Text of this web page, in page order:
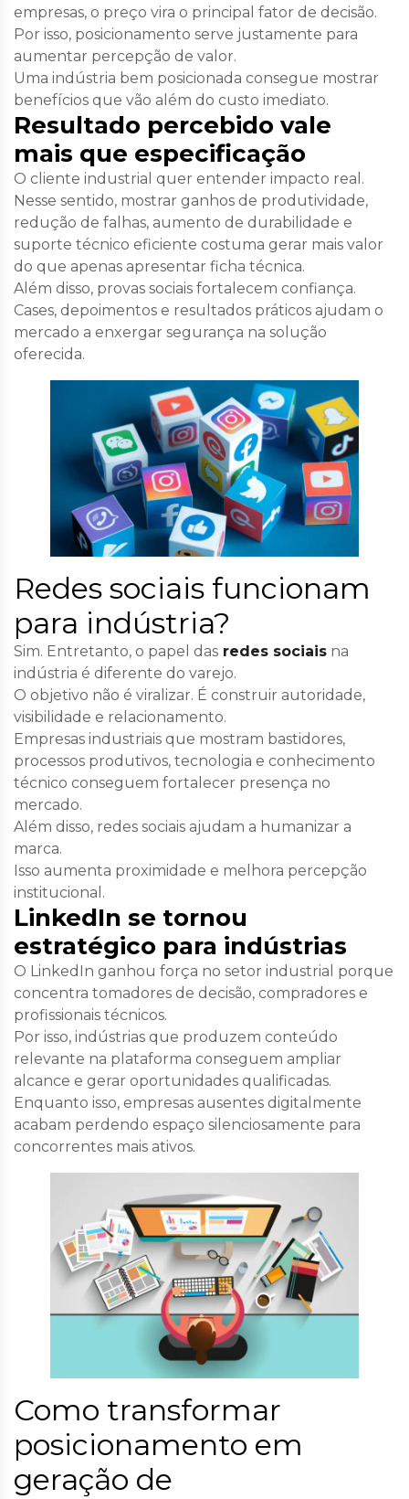
empresas, o preço vira o principal fator de decisão.
Por isso, posicionamento serve justamente para
aumentar percepção de valor.
Uma indústria bem posicionada consegue mostrar
benefícios que vão além do custo imediato.
Resultado percebido vale
mais que especificação
O cliente industrial quer entender impacto real.
Nesse sentido, mostrar ganhos de produtividade,
redução de falhas, aumento de durabilidade e
suporte técnico eficiente costuma gerar mais valor
do que apenas apresentar ficha técnica.
Além disso, provas sociais fortalecem confiança.
Cases, depoimentos e resultados práticos ajudam o
mercado a enxergar segurança na solução
oferecida.
Redes sociais funcionam
para indústria?
Sim. Entretanto, o papel das redes sociais na
indústria é diferente do varejo.
O objetivo não é viralizar. É construir autoridade,
visibilidade e relacionamento.
Empresas industriais que mostram bastidores,
processos produtivos, tecnologia e conhecimento
técnico conseguem fortalecer presença no
mercado.
Além disso, redes sociais ajudam a humanizar a
marca.
Isso aumenta proximidade e melhora percepção
institucional.
LinkedIn se tornou
estratégico para indústrias
O LinkedIn ganhou força no setor industrial porque
concentra tomadores de decisão, compradores e
profissionais técnicos.
Por isso, indústrias que produzem conteúdo
relevante na plataforma conseguem ampliar
alcance e gerar oportunidades qualificadas.
Enquanto isso, empresas ausentes digitalmente
acabam perdendo espaço silenciosamente para
concorrentes mais ativos.
Como transformar
posicionamento em
geração de